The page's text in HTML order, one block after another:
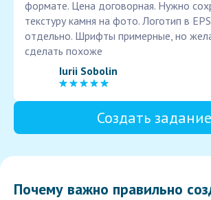
формате. Цена договорная. Нужно
текстуру камня на фото. Логотип в
отдельно. Шрифты примерные, но
сделать похоже
Iurii Sobolin
Создать задание
Почему важно правильно